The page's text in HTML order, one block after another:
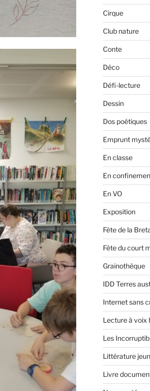
Cirque
Club nature
Conte
Déco
Défi-lecture
Dessin
Dos poétiques
Emprunt
En classe
En
En VO
Exposition
Fête de la
Fête du court
Grainothèque
IDD Terres
Internet sans
Lecture à voix
Les
Littérature
Livre